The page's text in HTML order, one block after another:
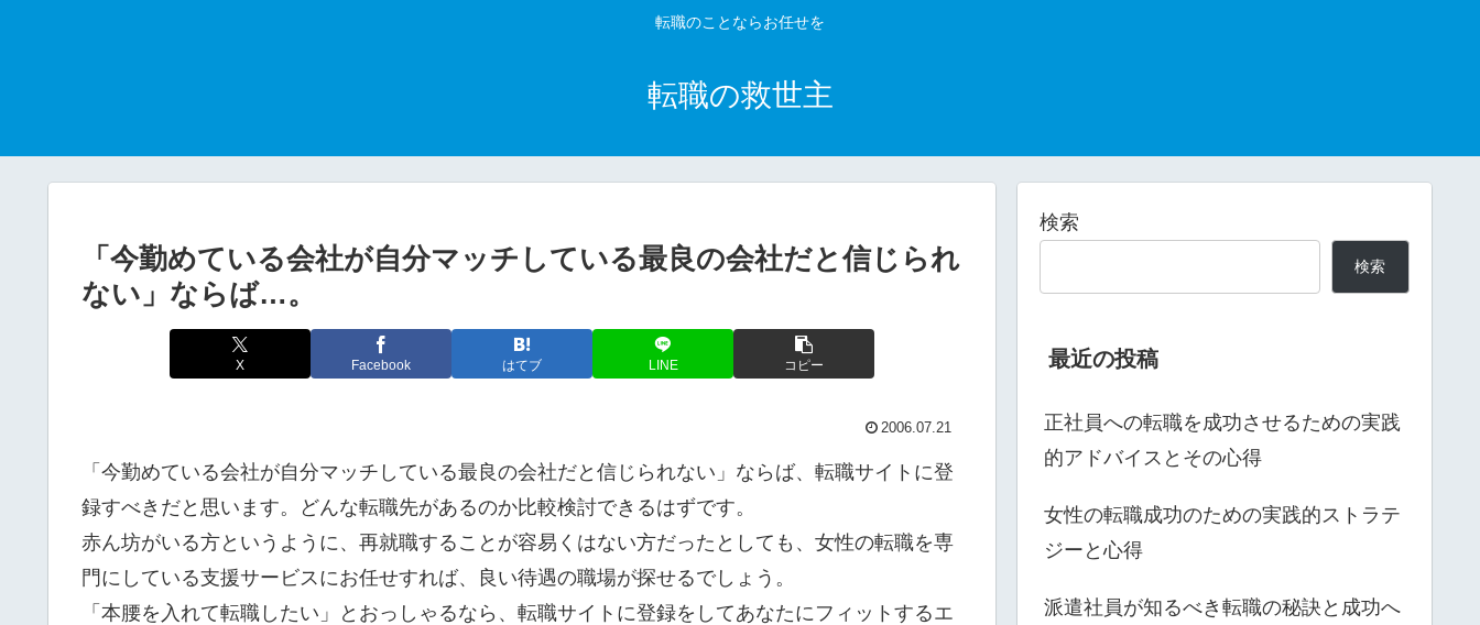
転職のことならお任せを
転職の救世主
「今勤めている会社が自分マッチしている最良の会社だと信じられ
ない」ならば…。
X Facebook はてブ LINE コピー
2006.07.21
「今勤めている会社が自分マッチしている最良の会社だと信じられない」ならば、転職サイトに登
録すべきだと思います。どんな転職先があるのか比較検討できるはずです。
赤ん坊がいる方というように、再就職することが容易くはない方だったとしても、女性の転職を専
門にしている支援サービスにお任せすれば、良い待遇の職場が探せるでしょう。
「本腰を入れて転職したい」とおっしゃるなら、転職サイトに登録をしてあなたにフィットするエ
検索
検索
最近の投稿
正社員への転職を成功させるための実践
的アドバイスとその心得
女性の転職成功のための実践的ストラテ
ジーと心得
派遣社員が知るべき転職の秘訣と成功へ